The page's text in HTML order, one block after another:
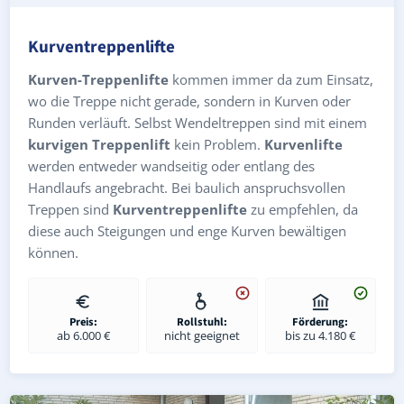
Kurventreppenlifte
Kurven-Treppenlifte kommen immer da zum Einsatz,
wo die Treppe nicht gerade, sondern in Kurven oder
Runden verläuft. Selbst Wendeltreppen sind mit einem
kurvigen Treppenlift kein Problem. Kurvenlifte
werden entweder wandseitig oder entlang des
Handlaufs angebracht. Bei baulich anspruchsvollen
Treppen sind Kurventreppenlifte zu empfehlen, da
diese auch Steigungen und enge Kurven bewältigen
können.
Preis:
ab 6.000 €
Rollstuhl:
nicht geeignet
Förderung:
bis zu 4.180 €